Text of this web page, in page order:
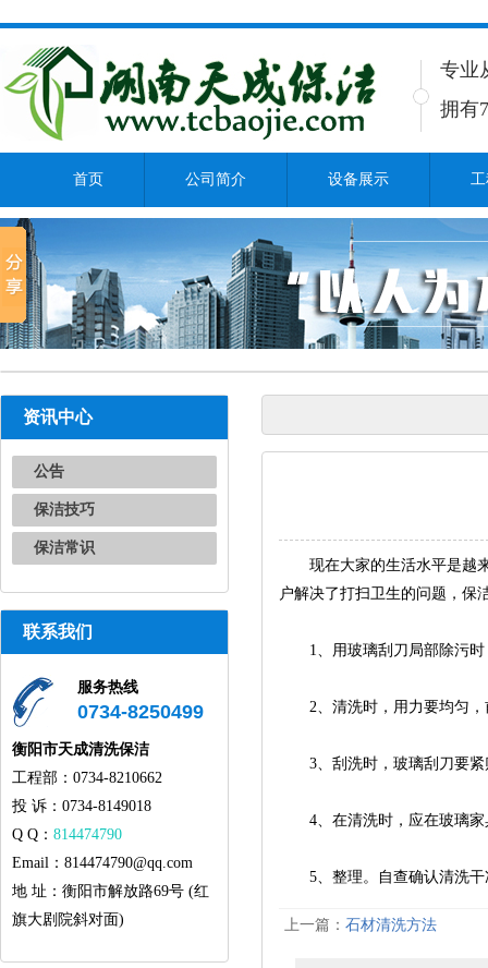
专业
拥有
首页 公司简介 设备展示
资讯中心
公告
保洁技巧
保洁常识
联系我们
服务热线
0734-8250499
衡阳市天成清洗保洁
工程部：0734-8210662
投 诉：0734-8149018
Q Q： 814474790
Email：814474790@qq.com
地 址：衡阳市解放路69号 (红
旗大剧院斜对面)
现在大家的生活水平是越来
户解决了打扫卫生的问题，保
1、用玻璃刮刀局部除污时
2、清洗时，用力要均匀，
3、刮洗时，玻璃刮刀要紧
4、在清洗时，应在玻璃家
5、整理。自查确认清洗干
上一篇： 石材清洗方法